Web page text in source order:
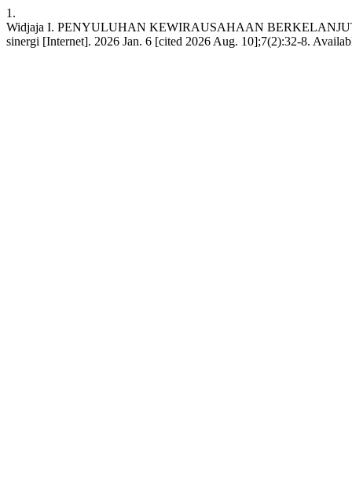
1.
Widjaja I. PENYULUHAN KEWIRAUSAHAAN
sinergi [Internet]. 2026 Jan. 6 [cited 2026 Aug. 10];7(2):32-8.